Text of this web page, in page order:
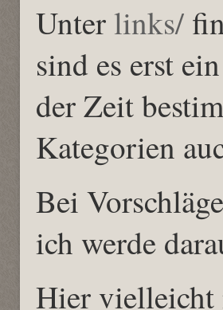
Unter links/
sind es erst
der Zeit
Kategorien
Bei
ich werde
Hier vielleicht